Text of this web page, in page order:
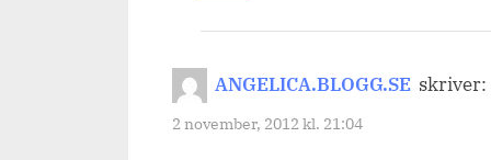
ANGELICA.BLOGG.SE skriver:
2 november, 2012 kl. 21:04